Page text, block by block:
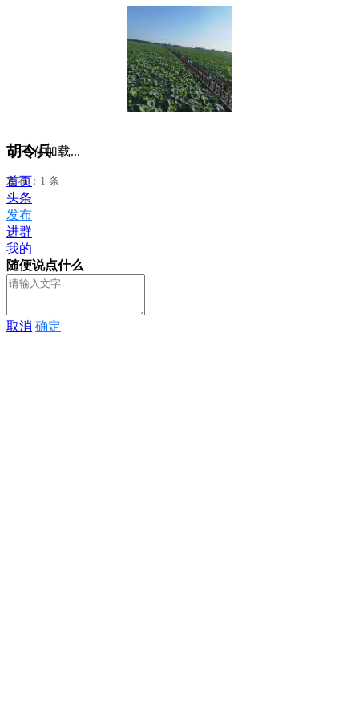
胡令兵
发布：1 条
正在加载...
首页
头条
发布
进群
我的
随便说点什么
取消 确定